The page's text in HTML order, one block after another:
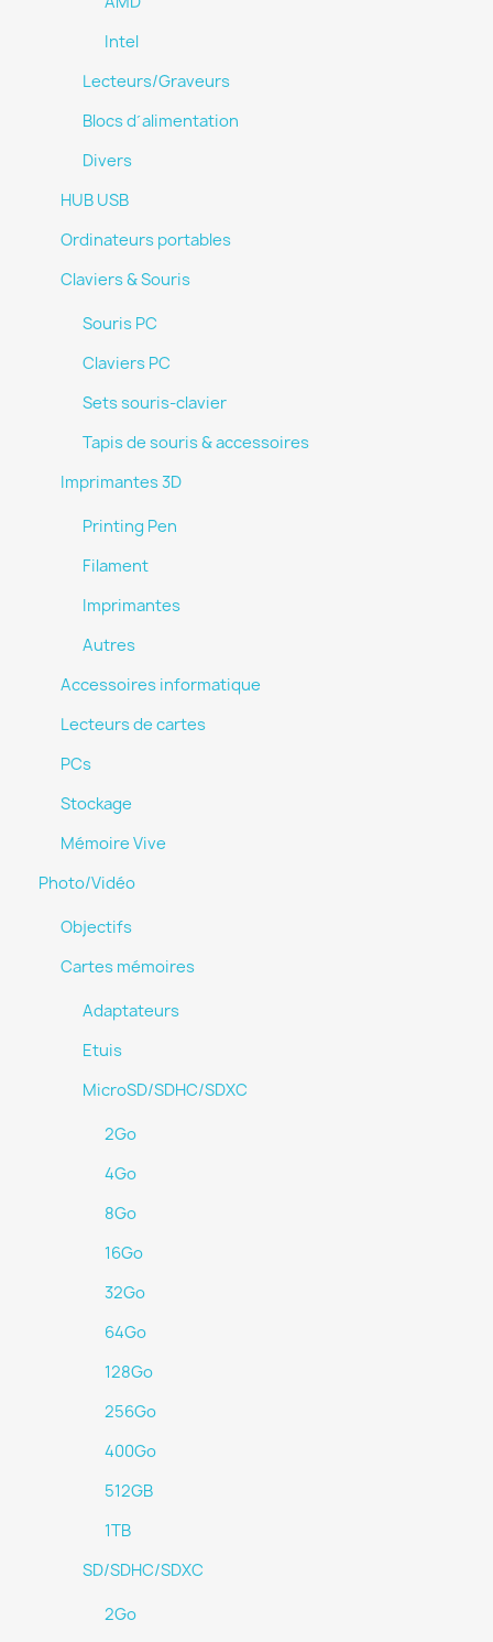
Intel
Lecteurs/Graveurs
Blocs d´alimentation
Divers
HUB USB
Ordinateurs portables
Claviers & Souris
Souris PC
Claviers PC
Sets souris-clavier
Tapis de souris & accessoires
Imprimantes 3D
Printing Pen
Filament
Imprimantes
Autres
Accessoires informatique
Lecteurs de cartes
PCs
Stockage
Mémoire Vive
Photo/Vidéo
Objectifs
Cartes mémoires
Adaptateurs
Etuis
MicroSD/SDHC/SDXC
2Go
4Go
8Go
16Go
32Go
64Go
128Go
256Go
400Go
512GB
1TB
SD/SDHC/SDXC
2Go